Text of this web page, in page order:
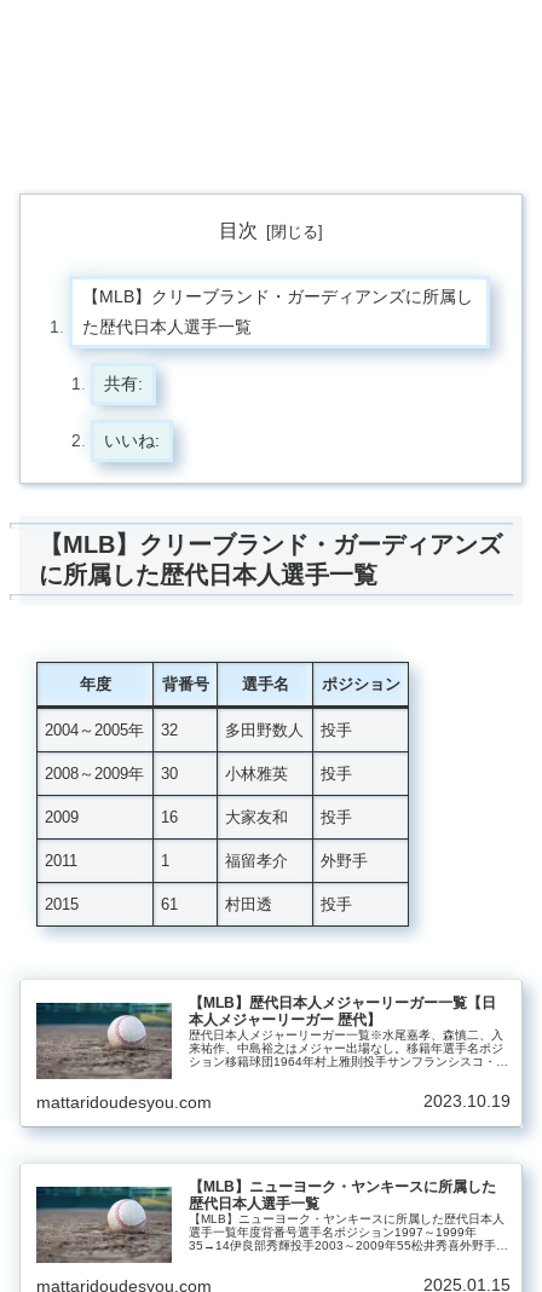
目次
【MLB】クリーブランド・ガーディアンズに所属し
た歴代日本人選手一覧
共有:
いいね:
【MLB】クリーブランド・ガーディアンズ
に所属した歴代日本人選手一覧
年度 背番号 選手名 ポジション
2004～2005年 32 多田野数人 投手
2008～2009年 30 小林雅英 投手
2009 16 大家友和 投手
2011 1 福留孝介 外野手
2015 61 村田透 投手
【MLB】歴代日本人メジャーリーガー一覧【日
本人メジャーリーガー 歴代】
歴代日本人メジャーリーガー一覧※水尾嘉孝、森慎二、入
来祐作、中島裕之はメジャー出場なし。移籍年選手名ポジ
ション移籍球団1964年村上雅則投手サンフランシスコ・ジ
mattaridoudesyou.com 2023.10.19
【MLB】ニューヨーク・ヤンキースに所属した
歴代日本人選手一覧
【MLB】ニューヨーク・ヤンキースに所属した歴代日本人
選手一覧年度背番号選手名ポジション1997～1999年
35→14伊良部秀輝投手2003～2009年55松井秀喜外野手
mattaridoudesyou.com 2025.01.15